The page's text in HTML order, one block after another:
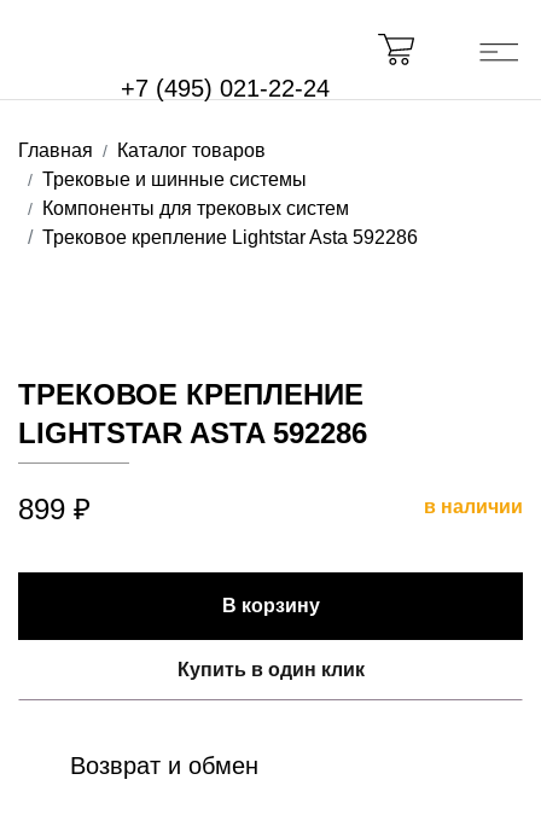
+7 (495) 021-22-24
Главная
Каталог товаров
Трековые и шинные системы
Компоненты для трековых систем
Трековое крепление Lightstar Asta 592286
ТРЕКОВОЕ КРЕПЛЕНИЕ
LIGHTSTAR ASTA 592286
899 ₽ в наличии
В корзину
Купить в один клик
Возврат и обмен